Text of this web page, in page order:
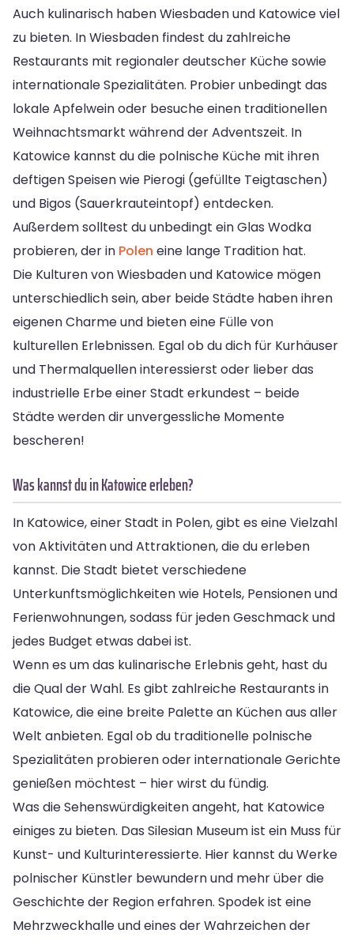
Auch kulinarisch haben Wiesbaden und Katowice viel
zu bieten. In Wiesbaden findest du zahlreiche
Restaurants mit regionaler deutscher Küche sowie
internationale Spezialitäten. Probier unbedingt das
lokale Apfelwein oder besuche einen traditionellen
Weihnachtsmarkt während der Adventszeit. In
Katowice kannst du die polnische Küche mit ihren
deftigen Speisen wie Pierogi (gefüllte Teigtaschen)
und Bigos (Sauerkrauteintopf) entdecken.
Außerdem solltest du unbedingt ein Glas Wodka
probieren, der in Polen eine lange Tradition hat.
Die Kulturen von Wiesbaden und Katowice mögen
unterschiedlich sein, aber beide Städte haben ihren
eigenen Charme und bieten eine Fülle von
kulturellen Erlebnissen. Egal ob du dich für Kurhäuser
und Thermalquellen interessierst oder lieber das
industrielle Erbe einer Stadt erkundest – beide
Städte werden dir unvergessliche Momente
bescheren!
Was kannst du in Katowice erleben?
In Katowice, einer Stadt in Polen, gibt es eine Vielzahl
von Aktivitäten und Attraktionen, die du erleben
kannst. Die Stadt bietet verschiedene
Unterkunftsmöglichkeiten wie Hotels, Pensionen und
Ferienwohnungen, sodass für jeden Geschmack und
jedes Budget etwas dabei ist.
Wenn es um das kulinarische Erlebnis geht, hast du
die Qual der Wahl. Es gibt zahlreiche Restaurants in
Katowice, die eine breite Palette an Küchen aus aller
Welt anbieten. Egal ob du traditionelle polnische
Spezialitäten probieren oder internationale Gerichte
genießen möchtest – hier wirst du fündig.
Was die Sehenswürdigkeiten angeht, hat Katowice
einiges zu bieten. Das Silesian Museum ist ein Muss für
Kunst- und Kulturinteressierte. Hier kannst du Werke
polnischer Künstler bewundern und mehr über die
Geschichte der Region erfahren. Spodek ist eine
Mehrzweckhalle und eines der Wahrzeichen der